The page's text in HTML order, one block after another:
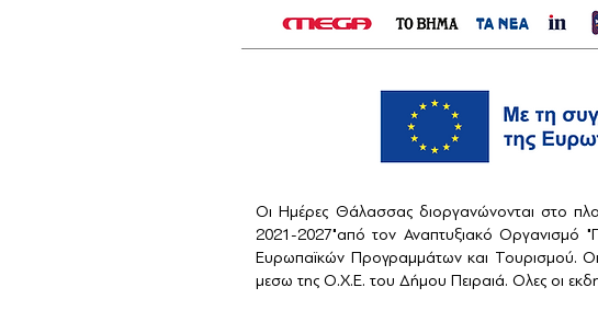
Οι Ημέρες Θάλασσας διοργανώνονται στο
2021-2027"από τον Αναπτυξιακό
Ευρωπαϊκών Προγραμμάτων και Τουρισμού.
μεσω της Ο.Χ.Ε. του Δήμου Πειραιά. Ολες οι